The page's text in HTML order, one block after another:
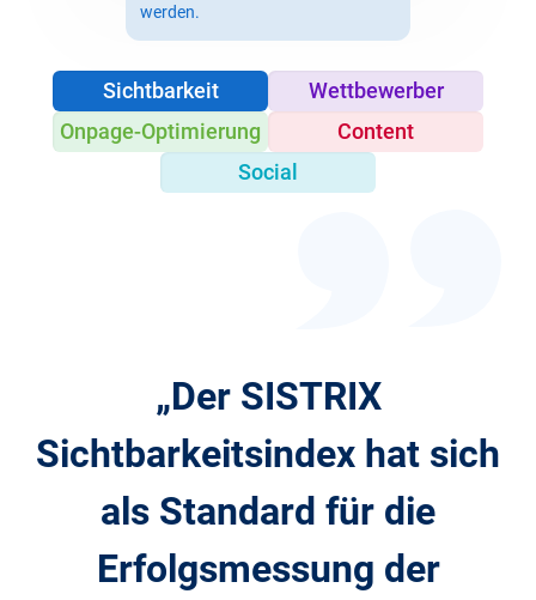
werden.
Sichtbarkeit
Wettbewerber
Onpage-Optimierung
Content
Social
„Der SISTRIX
Sichtbarkeitsindex hat sich
als Standard für die
Erfolgsmessung der